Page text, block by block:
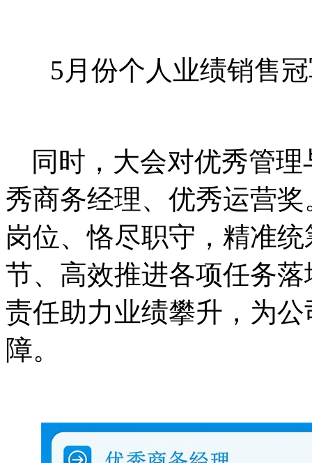
5月份个人业绩销售
同时，大会对优秀管
秀商务经理、优秀运营
岗位、恪尽职守，精准
节、高效推进各项任务
责任助力业绩攀升，为
障。